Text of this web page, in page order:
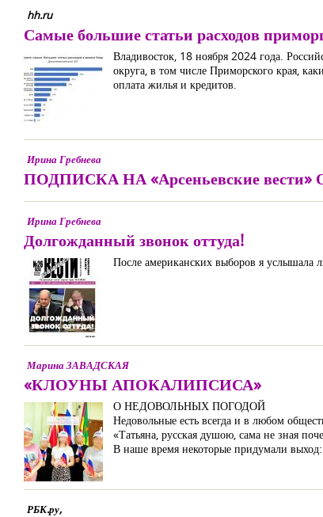
hh.ru
Самые большие статьи расходов
Владивосток, 18 ноября 2024 года.
округа, в том числе Приморского края,
оплата жилья и кредитов.
Ирина Гребнева
ПОДПИСКА НА «Арсеньевские
Ирина Гребнева
Долгожданный звонок оттуда!
После американских выборов я услышала
Марина ЗАВАДСКАЯ
«КЛОУНЫ АПОКАЛИПСИСА»
О НЕДОВОЛЬНЫХ ПОГОДОЙ
Недовольные есть всегда и в любом
«Татьяна, русская душою, сама не зная
В наше время некоторые придумали выход:
РБК.ру,